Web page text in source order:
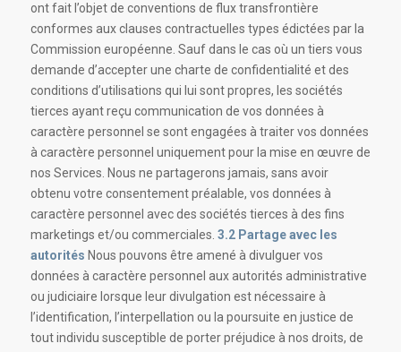
ont fait l’objet de conventions de flux transfrontière
conformes aux clauses contractuelles types édictées par la
Commission européenne. Sauf dans le cas où un tiers vous
demande d’accepter une charte de confidentialité et des
conditions d’utilisations qui lui sont propres, les sociétés
tierces ayant reçu communication de vos données à
caractère personnel se sont engagées à traiter vos données
à caractère personnel uniquement pour la mise en œuvre de
nos Services. Nous ne partagerons jamais, sans avoir
obtenu votre consentement préalable, vos données à
caractère personnel avec des sociétés tierces à des fins
marketings et/ou commerciales. 3.2 Partage avec les
autorités Nous pouvons être amené à divulguer vos
données à caractère personnel aux autorités administrative
ou judiciaire lorsque leur divulgation est nécessaire à
l’identification, l’interpellation ou la poursuite en justice de
tout individu susceptible de porter préjudice à nos droits, de